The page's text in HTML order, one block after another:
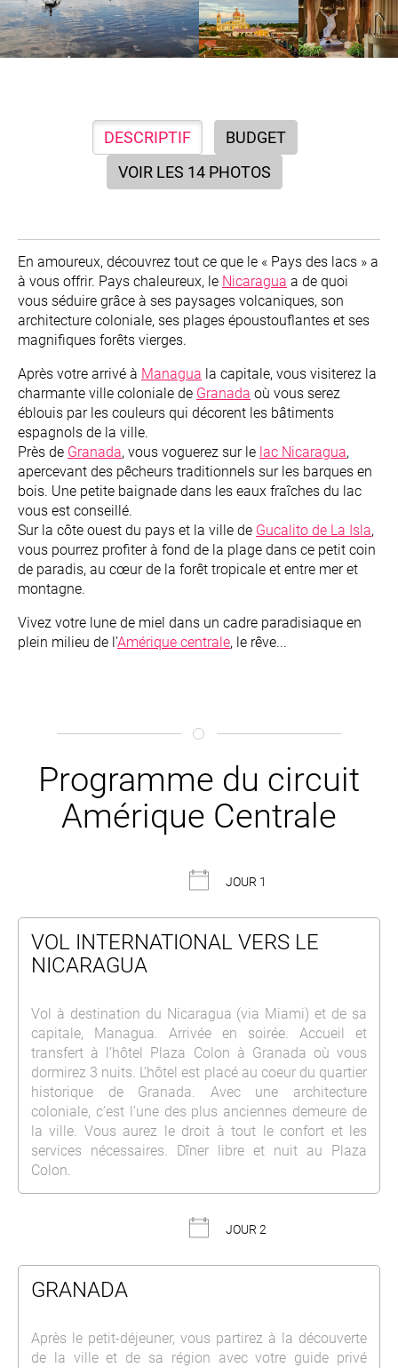
DESCRIPTIF
BUDGET
VOIR LES 14 PHOTOS
En amoureux, découvrez tout ce que le « Pays des lacs » a
à vous offrir. Pays chaleureux, le Nicaragua a de quoi
vous séduire grâce à ses paysages volcaniques, son
architecture coloniale, ses plages époustouflantes et ses
magnifiques forêts vierges.
Après votre arrivé à Managua la capitale, vous visiterez la
charmante ville coloniale de Granada où vous serez
éblouis par les couleurs qui décorent les bâtiments
espagnols de la ville.
Près de Granada, vous voguerez sur le lac Nicaragua,
apercevant des pêcheurs traditionnels sur les barques en
bois. Une petite baignade dans les eaux fraîches du lac
vous est conseillé.
Sur la côte ouest du pays et la ville de Gucalito de La Isla,
vous pourrez profiter à fond de la plage dans ce petit coin
de paradis, au cœur de la forêt tropicale et entre mer et
montagne.
Vivez votre lune de miel dans un cadre paradisiaque en
plein milieu de l’Amérique centrale, le rêve...
Programme du circuit
Amérique Centrale
JOUR 1
VOL INTERNATIONAL VERS LE
NICARAGUA
Vol à destination du Nicaragua (via Miami) et de sa
capitale, Managua. Arrivée en soirée. Accueil et
transfert à l’hôtel Plaza Colon à Granada où vous
dormirez 3 nuits. L’hôtel est placé au coeur du quartier
historique de Granada. Avec une architecture
coloniale, c’est l’une des plus anciennes demeure de
la ville. Vous aurez le droit à tout le confort et les
services nécessaires. Dîner libre et nuit au Plaza
Colon.
JOUR 2
GRANADA
Après le petit-déjeuner, vous partirez à la découverte
de la ville et de sa région avec votre guide privé